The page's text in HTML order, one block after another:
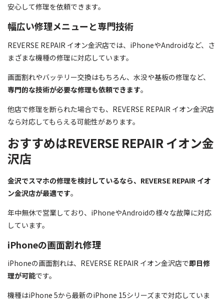
安心して修理を依頼できます。
幅広い修理メニューと専門技術
REVERSE REPAIR イオン金沢店では、iPhoneやAndroidなど、さ
まざまな機種の修理に対応しています。
画面割れやバッテリー交換はもちろん、水没や基板の修理など、
専門的な技術が必要な修理も依頼できます。
他店で修理を断られた場合でも、REVERSE REPAIR イオン金沢店
なら対応してもらえる可能性があります。
おすすめはREVERSE REPAIR イオン金
沢店
金沢でスマホの修理を検討しているなら、REVERSE REPAIR イオ
ン金沢店が最適です。
年中無休で営業しており、iPhoneやAndroidの様々な故障に対応
しています。
iPhoneの画面割れ修理
iPhoneの画面割れは、REVERSE REPAIR イオン金沢店で即日修
理が可能です。
機種はiPhone 5から最新のiPhone 15シリーズまで対応していま